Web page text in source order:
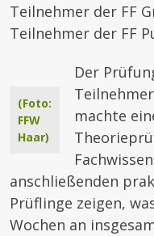
Teilnehmer der FF
Teilnehmer der FF
(Foto:
FFW
Haar)
Der
machte
anschließenden
Prüflinge zeigen,
Wochen an